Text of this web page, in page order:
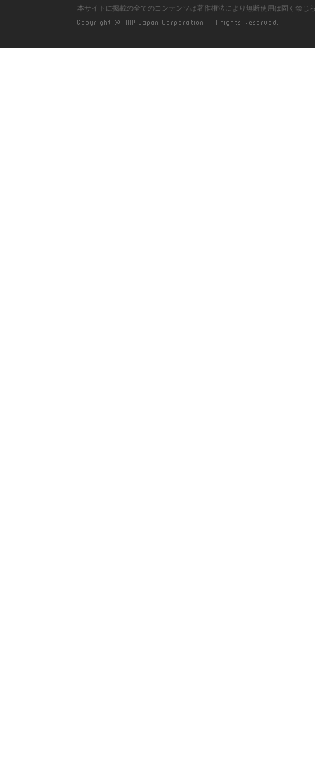
本サイトに掲載の全てのコンテンツは著作権法により無断使用は固く禁じ